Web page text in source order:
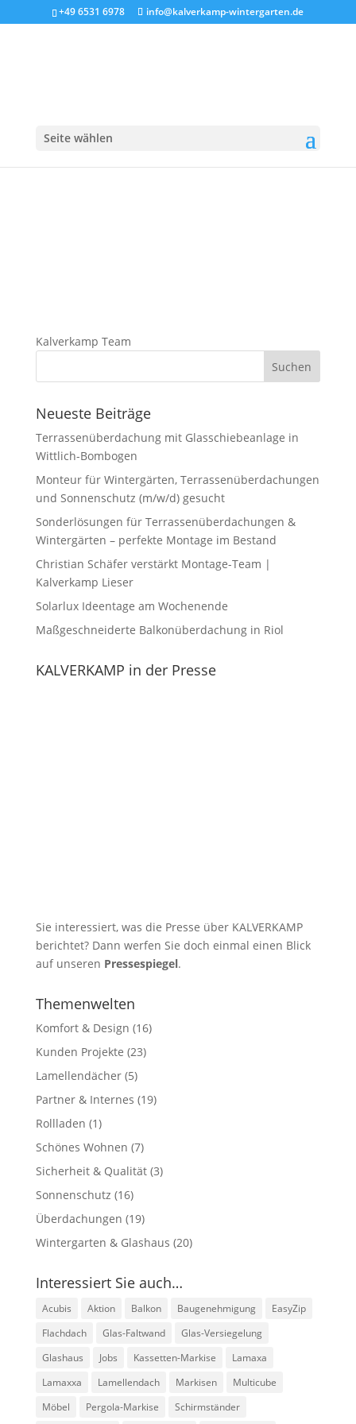
+49 6531 6978 info@kalverkamp-wintergarten.de
Seite wählen
Kalverkamp Team
Neueste Beiträge
Terrassenüberdachung mit Glasschiebeanlage in
Wittlich-Bombogen
Monteur für Wintergärten, Terrassenüberdachungen
und Sonnenschutz (m/w/d) gesucht
Sonderlösungen für Terrassenüberdachungen &
Wintergärten – perfekte Montage im Bestand
Christian Schäfer verstärkt Montage-Team |
Kalverkamp Lieser
Solarlux Ideentage am Wochenende
Maßgeschneiderte Balkonüberdachung in Riol
KALVERKAMP in der Presse
Sie interessiert, was die Presse über KALVERKAMP
berichtet? Dann werfen Sie doch einmal einen Blick
auf unseren Pressespiegel.
Themenwelten
Komfort & Design (16)
Kunden Projekte (23)
Lamellendächer(5)
Partner & Internes (19)
Rollladen (1)
Schönes Wohnen (7)
Sicherheit & Qualität(3)
Sonnenschutz (16)
Überdachungen (19)
Wintergarten & Glashaus (20)
Interessiert Sie auch…
Acubis Aktion Balkon Baugenehmigung
EasyZip
Flachdach
Glas-Faltwand
Glas-Versiegelung
Glashaus
Jobs Kassetten-Markise
Lamaxa
Lamaxxa
Lamellendach Markisen
Multicube
Möbel
Pergola-Markise Schirmständer